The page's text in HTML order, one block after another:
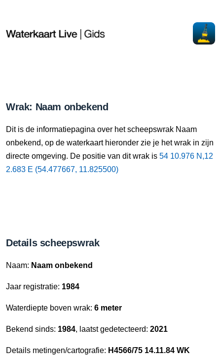
Wrak: Naam onbekend
Dit is de informatiepagina over het scheepswrak Naam
onbekend, op de waterkaart hieronder zie je het wrak in zijn
directe omgeving. De positie van dit wrak is 54 10.976 N,12
2.683 E (54.477667, 11.825500)
Details scheepswrak
Naam: Naam onbekend
Jaar registratie: 1984
Waterdiepte boven wrak: 6 meter
Bekend sinds: 1984, laatst gedetecteerd: 2021
Details metingen/cartografie: H4566/75 14.11.84 WK